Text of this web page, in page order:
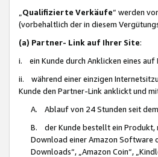
Qualifizierte Verkäufe“ werden
(vorbehaltlich der in diesem
(a) Partner- Link auf Ihrer Site:
i. ein Kunde durch Anklicken eines
ii. während einer einzigen
Kunde den Partner-Link anklickt und
A. Ablauf von 24 Stunden seit
B. der Kunde bestellt ein Produkt,
Download einer Amazon Software
Downloads“, „Amazon Coin“,